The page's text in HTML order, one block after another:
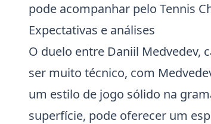
pode acompanhar pelo Tennis
Expectativas e análises
O duelo entre Daniil Medvedev,
ser muito técnico, com
um estilo de jogo sólido na
superfície, pode oferecer um